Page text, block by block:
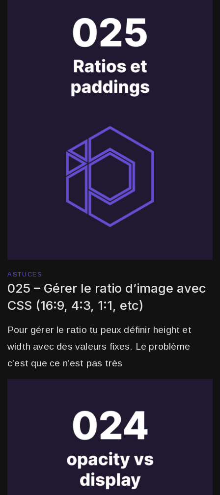
ASTUCES
025 – Gérer le ratio d’image avec
CSS (16:9, 4:3, 1:1, etc)
Pour gérer le ratio tu peux définir height et
width avec des valeurs fixes. Le problème
c’est que ce n’est pas très